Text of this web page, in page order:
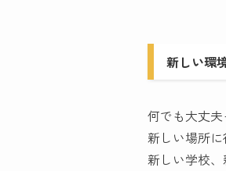
新しい環
何でも大丈
新しい場所
新しい学校